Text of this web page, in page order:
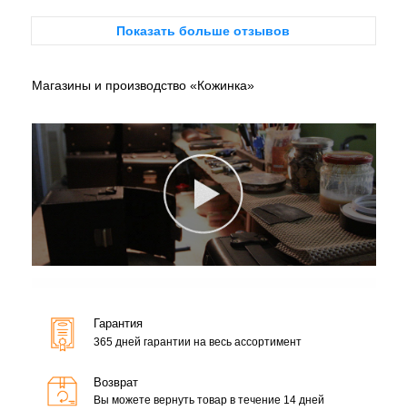
Показать больше отзывов
Магазины и производство «Кожинка»
Гарантия
365 дней гарантии на весь ассортимент
Возврат
Вы можете вернуть товар в течение 14 дней